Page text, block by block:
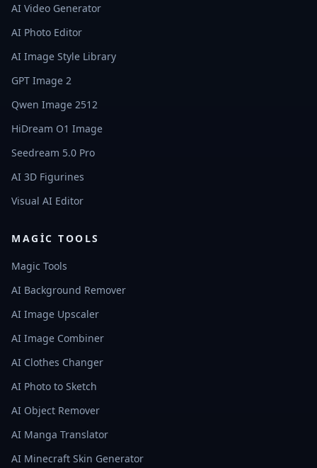
AI Video Generator
AI Photo Editor
AI Image Style Library
GPT Image 2
Qwen Image 2512
HiDream O1 Image
Seedream 5.0 Pro
AI 3D Figurines
Visual AI Editor
MAGIC TOOLS
Magic Tools
AI Background Remover
AI Image Upscaler
AI Image Combiner
AI Clothes Changer
AI Photo to Sketch
AI Object Remover
AI Manga Translator
AI Minecraft Skin Generator